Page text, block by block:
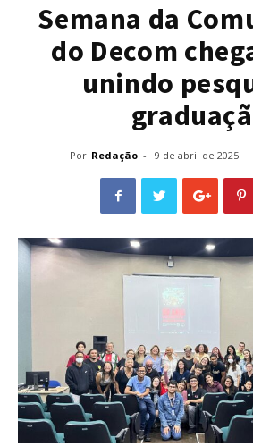
Semana da
do Decom
unindo
Por Redação - 9 de abril de 2025